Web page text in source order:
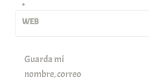
*
WEB
Guarda mi
nombre, correo